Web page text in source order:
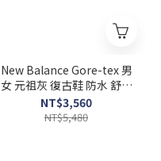
New Balance Gore-tex 男
女 元祖灰 復古鞋 防水 舒適
運動 休閒 慢跑鞋
M2002RXJ
NT$3,560
NT$5,480